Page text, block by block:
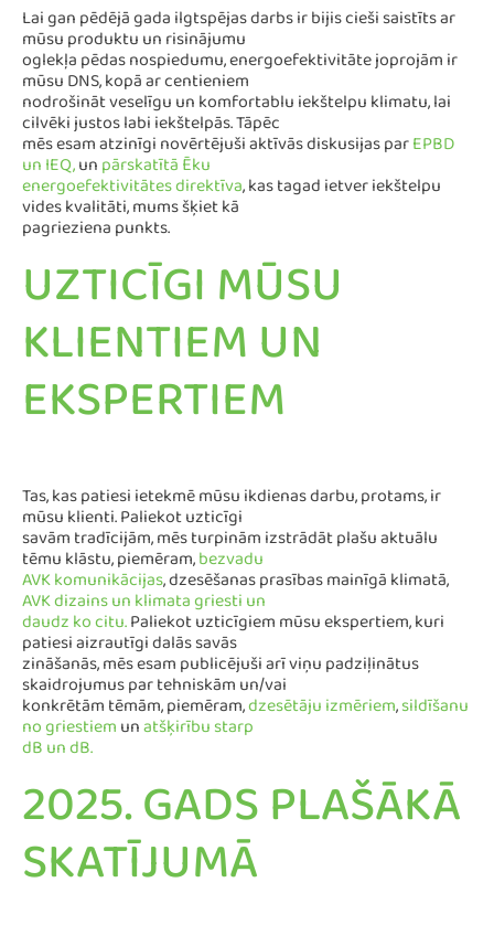
Lai gan pēdējā gada ilgtspējas darbs ir bijis cieši saistīts ar
mūsu produktu un risinājumu
oglekļa pēdas nospiedumu, energoefektivitāte joprojām ir
mūsu DNS, kopā ar centieniem
nodrošināt veselīgu un komfortablu iekštelpu klimatu, lai
cilvēki justos labi iekštelpās. Tāpēc
mēs esam atzinīgi novērtējuši aktīvās diskusijas parEPBD
un IEQ,unpārskatītā Ēku
energoefektivitātes direktīva, kas tagad ietver iekštelpu
vides kvalitāti, mums šķiet kā
pagrieziena punkts.
UZTICĪGI MŪSU
KLIENTIEM UN
EKSPERTIEM
Tas, kas patiesi ietekmē mūsu ikdienas darbu, protams, ir
mūsu klienti. Paliekot uzticīgi
savām tradīcijām, mēs turpinām izstrādāt plašu aktuālu
tēmu klāstu, piemēram,bezvadu
AVK komunikācijas, dzesēšanas prasības mainīgā klimatā,
AVK dizains un klimata griesti un
daudz ko citu.Paliekot uzticīgiem mūsu ekspertiem, kuri
patiesi aizrautīgi dalās savās
zināšanās, mēs esam publicējuši arī viņu padziļinātus
skaidrojumus par tehniskām un/vai
konkrētām tēmām, piemēram,dzesētāju izmēriem,sildīšanu
no griestiemunatšķirību starp
dB un dB.
2025. GADS PLAŠĀKĀ
SKATĪJUMĀ